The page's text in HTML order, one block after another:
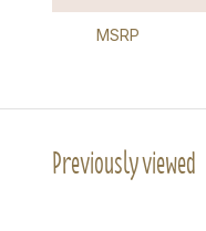
MSRP
Previously viewed